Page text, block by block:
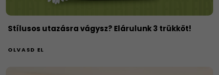
Stílusos utazásra vágysz? Elárulunk 3 trükköt!
OLVASD EL